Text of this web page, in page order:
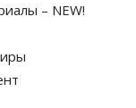
– NEW!